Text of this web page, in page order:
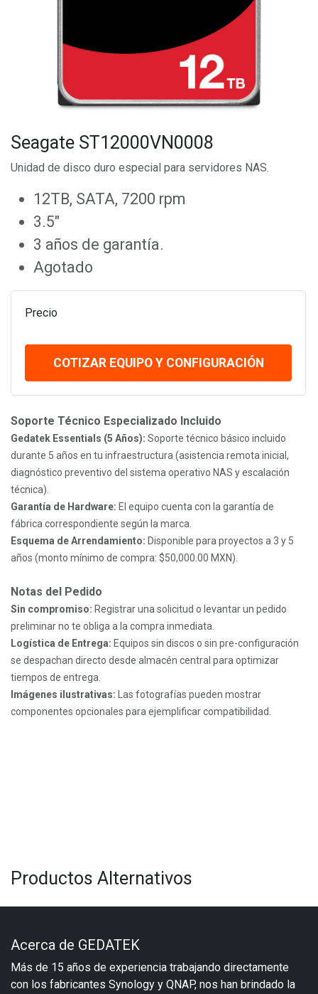
Seagate ST12000VN0008
Unidad de disco duro especial para servidores NAS.
12TB, SATA, 7200 rpm
3.5"
3 años de garantía.
Agotado
Precio
COTIZAR EQUIPO Y CONFIGURACIÓN
Soporte Técnico Especializado Incluido
Gedatek Essentials (5 Años): Soporte técnico básico incluido
durante 5 años en tu infraestructura (asistencia remota inicial,
diagnóstico preventivo del sistema operativo NAS y escalación
técnica).
Garantía de Hardware: El equipo cuenta con la garantía de
fábrica correspondiente según la marca.
Esquema de Arrendamiento: Disponible para proyectos a 3 y 5
años (monto mínimo de compra: $50,000.00 MXN).
Notas del Pedido
Sin compromiso: Registrar una solicitud o levantar un pedido
preliminar no te obliga a la compra inmediata.
Logística de Entrega: Equipos sin discos o sin pre-configuración
se despachan directo desde almacén central para optimizar
tiempos de entrega.
Imágenes ilustrativas: Las fotografías pueden mostrar
componentes opcionales para ejemplificar compatibilidad.
Productos Alternativos
Acerca de GEDATEK
Más de 15 años de experiencia trabajando directamente
con los fabricantes Synology y QNAP, nos han brindado la